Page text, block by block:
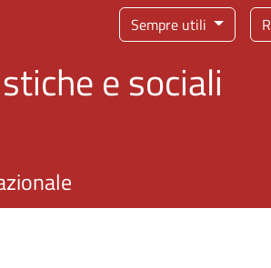
Sempre utili
e sociali